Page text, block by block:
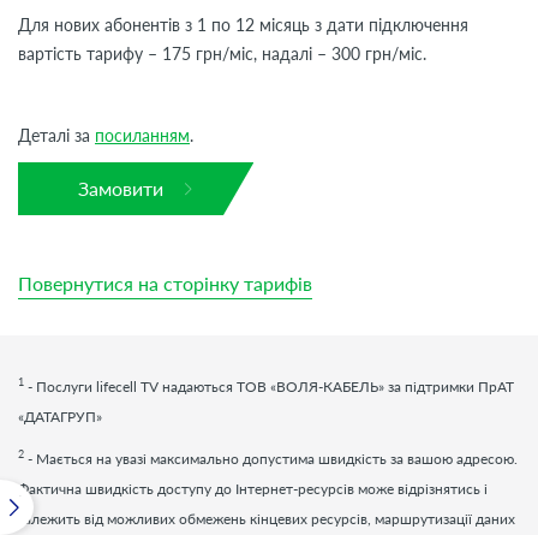
Для нових абонентів з 1 по 12 місяць з дати підключення
вартість тарифу – 175 грн/міс, надалі – 300 грн/міс.
Деталі за посиланням.
Замовити
Повернутися на сторінку тарифів
1 - Послуги lifecell TV надаються ТОВ «ВОЛЯ-КАБЕЛЬ» за підтримки ПрАТ
«ДАТАГРУП»
2 - Мається на увазі максимально допустима швидкість за вашою адресою.
Фактична швидкість доступу до Інтернет-ресурсів може відрізнятись і
залежить від можливих обмежень кінцевих ресурсів, маршрутизації даних